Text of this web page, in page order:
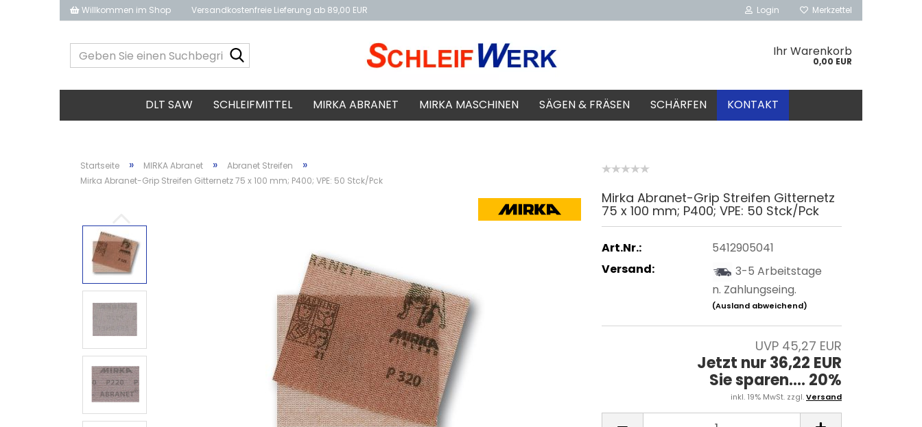
Willkommen im Shop Versandkostenfreie Lieferung ab 89,00 EUR Login Merkzettel
Sie
Suchbegriff
ein...
Ihr Warenkorb
0,00 EUR
DLT SAW SCHLEIFMITTEL MIRKA ABRANET MIRKA MASCHINEN SÄGEN & FRÄSEN SCHÄRFEN KONTAKT
Startseite » MIRKA Abranet » Abranet Streifen »
Mirka Abranet-Grip Streifen Gitternetz 75 x 100 mm; P400; VPE: 50 Stck/Pck
Mirka Abranet-Grip Streifen Gitternetz
75 x 100 mm; P400; VPE: 50 Stck/Pck
Art.Nr.:
5412905041
Versand:
3-5 Arbeitstage
n. Zahlungseing.
(Ausland abweichend)
UVP 45,27 EUR
Jetzt nur 36,22 EUR
Sie sparen.... 20%
inkl. 19% MwSt. zzgl.Versand